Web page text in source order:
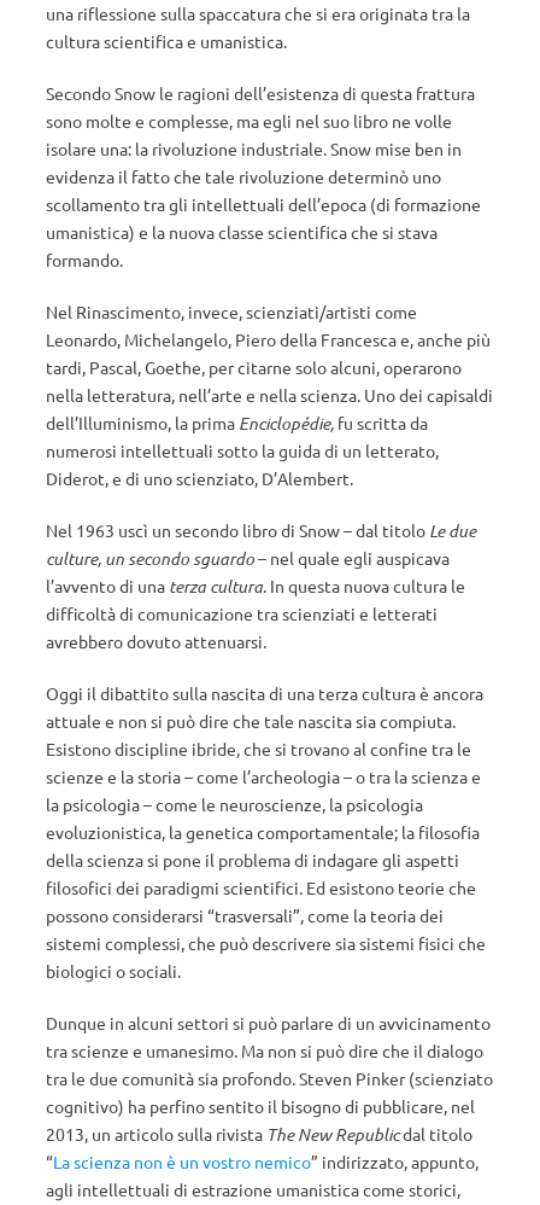
una riflessione sulla spaccatura che si era originata tra la
cultura scientifica e umanistica.
Secondo Snow le ragioni dell’esistenza di questa frattura
sono molte e complesse, ma egli nel suo libro ne volle
isolare una: la rivoluzione industriale. Snow mise ben in
evidenza il fatto che tale rivoluzione determinò uno
scollamento tra gli intellettuali dell’epoca (di formazione
umanistica) e la nuova classe scientifica che si stava
formando.
Nel Rinascimento, invece, scienziati/artisti come
Leonardo, Michelangelo, Piero della Francesca e, anche più
tardi, Pascal, Goethe, per citarne solo alcuni, operarono
nella letteratura, nell’arte e nella scienza. Uno dei capisaldi
dell’Illuminismo, la prima Enciclopédie, fu scritta da
numerosi intellettuali sotto la guida di un letterato,
Diderot, e di uno scienziato, D’Alembert.
Nel 1963 uscì un secondo libro di Snow – dal titolo Le due
culture, un secondo sguardo– nel quale egli auspicava
l’avvento di una terza cultura. In questa nuova cultura le
difficoltà di comunicazione tra scienziati e letterati
avrebbero dovuto attenuarsi.
Oggi il dibattito sulla nascita di una terza cultura è ancora
attuale e non si può dire che tale nascita sia compiuta.
Esistono discipline ibride, che si trovano al confine tra le
scienze e la storia – come l’archeologia – o tra la scienza e
la psicologia – come le neuroscienze, la psicologia
evoluzionistica, la genetica comportamentale; la filosofia
della scienza si pone il problema di indagare gli aspetti
filosofici dei paradigmi scientifici. Ed esistono teorie che
possono considerarsi “trasversali”, come la teoria dei
sistemi complessi, che può descrivere sia sistemi fisici che
biologici o sociali.
Dunque in alcuni settori si può parlare di un avvicinamento
tra scienze e umanesimo. Ma non si può dire che il dialogo
tra le due comunità sia profondo. Steven Pinker (scienziato
cognitivo) ha perfino sentito il bisogno di pubblicare, nel
2013, un articolo sulla rivista The New Republicdal titolo
“La scienza non è un vostro nemico” indirizzato, appunto,
agli intellettuali di estrazione umanistica come storici,